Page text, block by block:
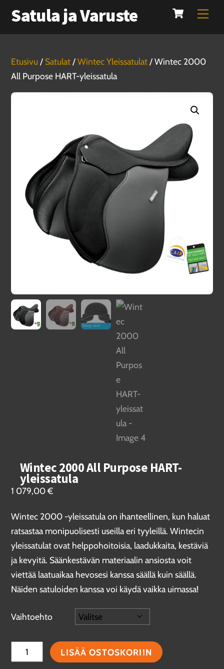
content
Cart
Satula ja Varuste
Etusivu / Satulat/Wintec Yleissatulat/ Wintec 2000
All Purpose HART-yleissatula
Wintec 2000 All Purpose HART-
yleissatula
1 079,00€
Wintec 2000 -yleissatula on ihanteellinen, kun haluat
ratsastaa monipuolisesti useilla eri tyyleillä. Wintecin
yleissatulat ovat helppohoitoisia, laadukkaita, kestäviä
ja kevyitä. Säänkestävän materiaalin ansiosta voit
viettää laatuaikaa hevosesi kanssa säällä kuin säällä.
Näiden satuloiden kanssa voi käydä vaikka uimassa!
Vaihtoehto
Wintec
2000
LISÄÄ OSTOSKORIIN